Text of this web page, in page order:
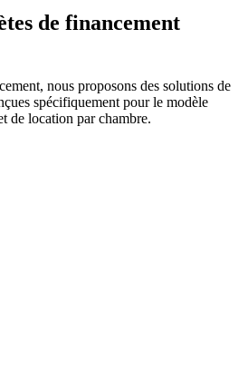
de financement
nous proposons des solutions de
spécifiquement pour le modèle
de location par chambre.